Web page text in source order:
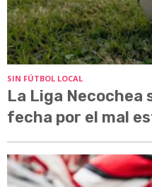
SIN FÚTBOL LOCAL
La Liga Necochea
fecha por el mal